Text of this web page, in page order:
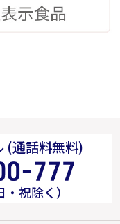
(通話料無料)
祝除く）